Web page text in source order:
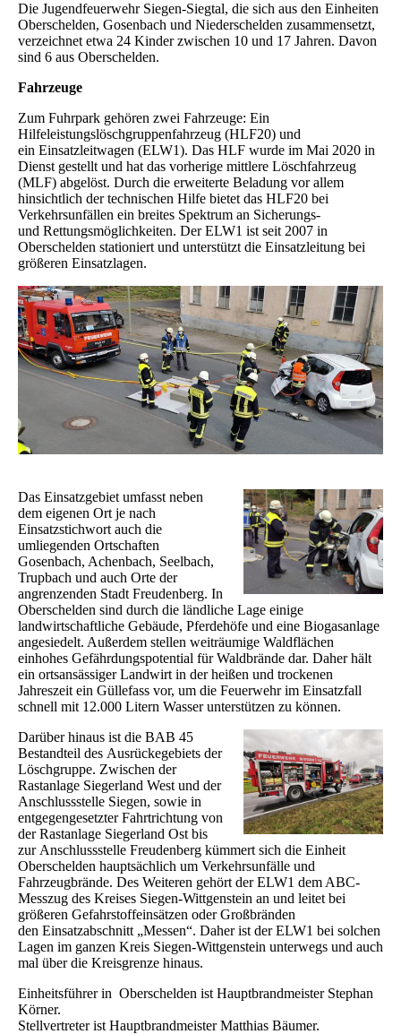
Die Jugendfeuerwehr Siegen-Siegtal, die sich aus den Einheiten
Oberschelden, Gosenbach und Niederschelden zusammensetzt,
verzeichnet etwa 24 Kinder zwischen 10 und 17 Jahren. Davon
sind 6 aus Oberschelden.
Fahrzeuge
Zum Fuhrpark gehören zwei Fahrzeuge: Ein
Hilfeleistungslöschgruppenfahrzeug (HLF20) und
ein Einsatzleitwagen (ELW1). Das HLF wurde im Mai 2020 in
Dienst gestellt und hat das vorherige mittlere Löschfahrzeug
(MLF) abgelöst. Durch die erweiterte Beladung vor allem
hinsichtlich dertechnischen Hilfe bietet das HLF20 bei
Verkehrsunfällen ein breites Spektrum an Sicherungs-
und Rettungsmöglichkeiten. Der ELW1 ist seit 2007 in
Oberschelden stationiert und unterstützt die Einsatzleitung bei
größeren Einsatzlagen.
Das Einsatzgebiet umfasst neben
dem eigenen Ort je nach
Einsatzstichwort auch die
umliegenden Ortschaften
Gosenbach, Achenbach, Seelbach,
Trupbach und auch Orte der
angrenzenden Stadt Freudenberg. In
Oberschelden sind durch die ländliche Lage einige
landwirtschaftliche Gebäude, Pferdehöfe und eine Biogasanlage
angesiedelt. Außerdem stellen weiträumige Waldflächen
einhohes Gefährdungspotential für Waldbrände dar. Daher hält
ein ortsansässiger Landwirt in derheißen und trockenen
Jahreszeit ein Güllefass vor, um die Feuerwehr im Einsatzfall
schnell mit 12.000 Litern Wasser unterstützen zu können.
Darüber hinaus ist die BAB 45
Bestandteil des Ausrückegebiets der
Löschgruppe. Zwischen der
Rastanlage Siegerland West und der
Anschlussstelle Siegen, sowie in
entgegengesetzter Fahrtrichtung von
der Rastanlage Siegerland Ost bis
zur Anschlussstelle Freudenberg kümmert sich die Einheit
Oberschelden hauptsächlich um Verkehrsunfälle und
Fahrzeugbrände. Des Weiteren gehört der ELW1 dem ABC-
Messzug des Kreises Siegen-Wittgenstein an und leitet bei
größeren Gefahrstoffeinsätzen oder Großbränden
den Einsatzabschnitt „Messen“. Daher ist der ELW1 bei solchen
Lagen im ganzen Kreis Siegen-Wittgenstein unterwegs und auch
mal über die Kreisgrenze hinaus.
Einheitsführer in Oberschelden ist Hauptbrandmeister Stephan
Körner.
Stellvertreter ist Hauptbrandmeister Matthias Bäumer.